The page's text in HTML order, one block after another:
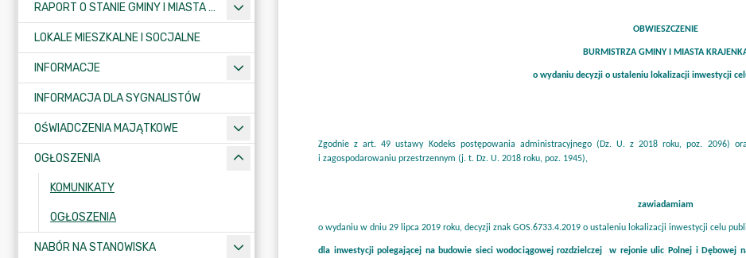
RAPORT O STANIE GMINY I MIASTA KRAJENKA
LOKALE MIESZKALNE I SOCJALNE
INFORMACJE
INFORMACJA DLA SYGNALISTÓW
OŚWIADCZENIA MAJĄTKOWE
OGŁOSZENIA
KOMUNIKATY
OGŁOSZENIA
NABÓR NA STANOWISKA